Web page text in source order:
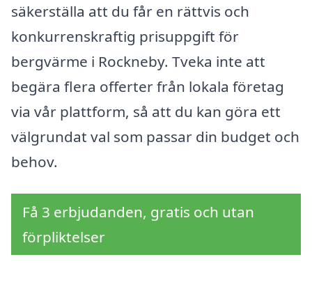
säkerställa att du får en rättvis och
konkurrenskraftig prisuppgift för
bergvärme i Rockneby. Tveka inte att
begära flera offerter från lokala företag
via vår plattform, så att du kan göra ett
välgrundat val som passar din budget och
behov.
Få 3 erbjudanden, gratis och utan
förpliktelser